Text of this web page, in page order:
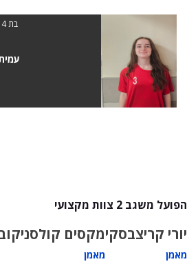
בת 14 | 161
הפועל משגב 2 צוות מקצועי
יורי קריצבסקי
מאמן
מקסים
מאמן